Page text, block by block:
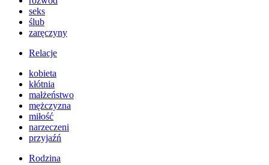
seks
ślub
zaręczyny
Relacje
kobieta
kłótnia
małżeństwo
mężczyzna
miłość
narzeczeni
przyjaźń
Rodzina